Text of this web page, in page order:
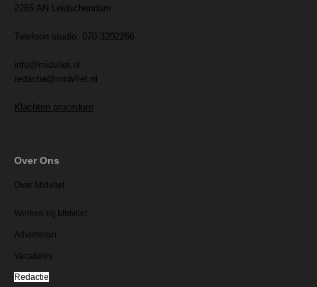
2265 AN Leidschendam
Telefoon studio: 070-3202266
info@midvliet.nl
redactie@midvliet.nl
Klachten procedure
Over Ons
Over Midvliet
Werken bij Midvliet
Adverteren
Vacatures
Redactie